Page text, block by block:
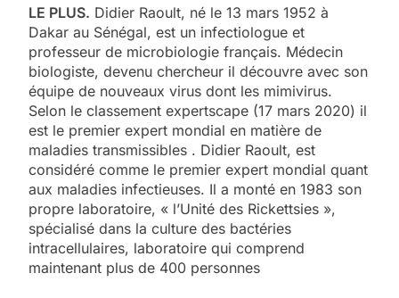
LE PLUS. Didier Raoult, né le 13 mars 1952 à
Dakar au Sénégal, est un infectiologue et
professeur de microbiologie français. Médecin
biologiste, devenu chercheur il découvre avec son
équipe de nouveaux virus dont les mimivirus.
Selon le classement expertscape (17 mars 2020) il
est le premier expert mondial en matière de
maladies transmissibles . Didier Raoult, est
considéré comme le premier expert mondial quant
aux maladies infectieuses. Il a monté en 1983 son
propre laboratoire, « l’Unité des Rickettsies »,
spécialisé dans la culture des bactéries
intracellulaires, laboratoire qui comprend
maintenant plus de 400 personnes